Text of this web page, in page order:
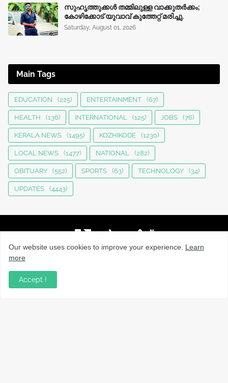
സുഹൃത്തുക്കൾ തമ്മിലുള്ള വാക്കുതർക്കം;
കോഴിക്കോട് യുവാവ് കുത്തേറ്റ് മരിച്ചു.
Saturday, August 01, 2026
Main Tags
EDUCATION (225) ENTERTAINMENT (67)
HEALTH (136) INTERNATIONAL (125) JOBS (76)
KERALA NEWS (1495) KOZHIKODE (1230)
LOCAL NEWS (1477) NATIONAL (282)
OBITUARY (552) SPORTS (63) TECHNOLOGY (34)
UPDATES (4443)
നാട്ടുവാർത്തകൾ, തൊഴിൽ, വിദ്യാഭ്യാസം, വാണിജ്യം,
ടെക്നോളജി സംബന്ധമായ വാർത്തകൾ, പൊതു/ഗവൺമെൻ്റ്
അറിയിപ്പുകൾ, വിനോദം എന്നിവയും മറ്റും ഉൾക്കൊള്ളുന്ന,
Our website uses cookies to improve your experience. Learn
more
Accept !